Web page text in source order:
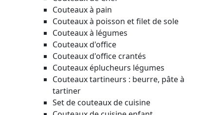
Couteaux à pain
Couteaux à poisson et filet de sole
Couteaux à légumes
Couteaux d'office
Couteaux d'office crantés
Couteaux éplucheurs légumes
Couteaux tartineurs : beurre, pâte à
tartiner
Set de couteaux de cuisine